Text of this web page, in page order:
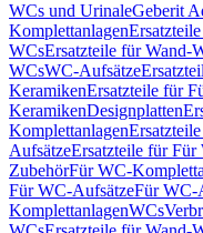
WCs und UrinaleGeberit
Komplettanlagen
WCsErsatzteile für Wand-
WCsWC-Aufsätze
KeramikenErsatzteile für
KeramikenDesignplatten
Komplettanlagen
AufsätzeErsatzteile für
ZubehörFür WC-
Für WC-AufsätzeFür WC-
KomplettanlagenWCs